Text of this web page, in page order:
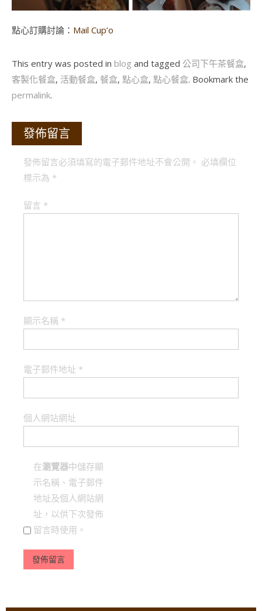
點心訂購討論： Mail Cup’o
This entry was posted in blog and tagged 公司下午茶餐盒,
客製化餐盒, 活動餐盒, 餐盒, 點心盒, 點心餐盒. Bookmark the
permalink.
發佈留言
發佈留言必須填寫的電子郵件地址不會公開。 必填欄位
標示為 *
留言 *
顯示名稱 *
電子郵件地址 *
個人網站網址
在瀏覽器中儲存顯
示名稱、電子郵件
地址及個人網站網
址，以供下次發佈
留言時使用。